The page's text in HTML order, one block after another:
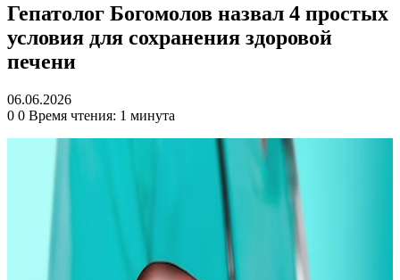
Гепатолог Богомолов назвал 4 простых
условия для сохранения здоровой
печени
06.06.2026
0 0 Время чтения: 1 минута